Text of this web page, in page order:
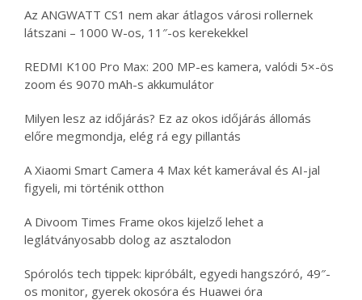
Az ANGWATT CS1 nem akar átlagos városi rollernek
látszani – 1000 W-os, 11″-os kerekekkel
REDMI K100 Pro Max: 200 MP-es kamera, valódi 5×-ös
zoom és 9070 mAh-s akkumulátor
Milyen lesz az időjárás? Ez az okos időjárás állomás
előre megmondja, elég rá egy pillantás
A Xiaomi Smart Camera 4 Max két kamerával és AI-jal
figyeli, mi történik otthon
A Divoom Times Frame okos kijelző lehet a
leglátványosabb dolog az asztalodon
Spórolós tech tippek: kipróbált, egyedi hangszóró, 49″-
os monitor, gyerek okosóra és Huawei óra